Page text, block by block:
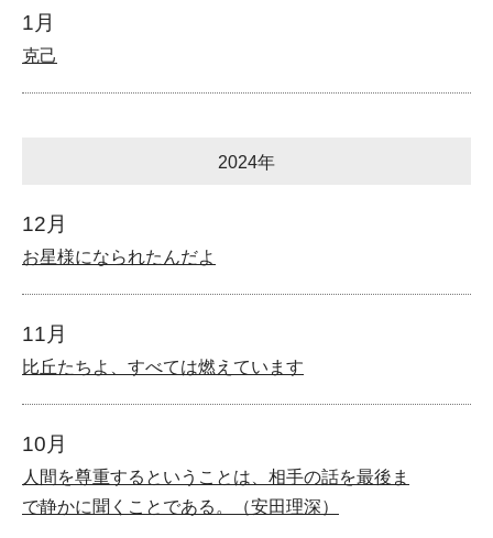
1月
克己
2024年
12月
お星様になられたんだよ
11月
比丘たちよ、すべては燃えています
10月
人間を尊重するということは、相手の話を最後ま
で静かに聞くことである。（安田理深）